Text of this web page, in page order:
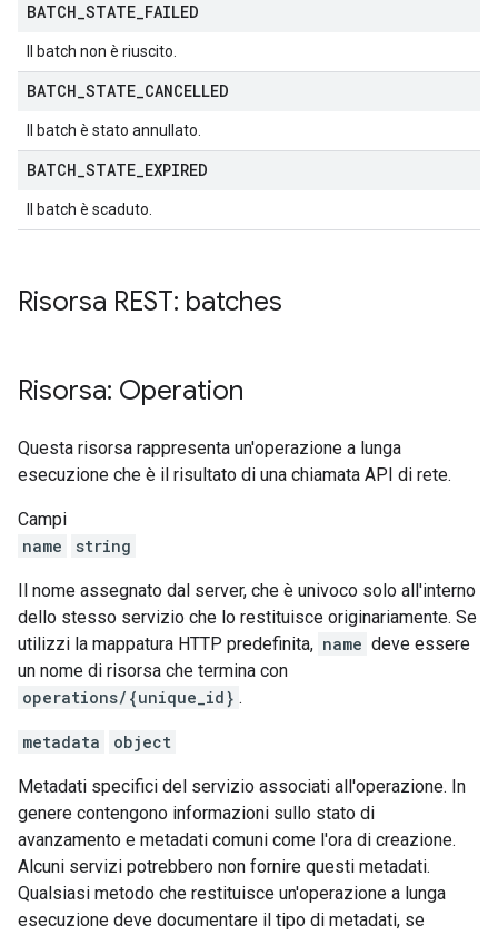
BATCH STATE FAILED
Il batch non è riuscito.
BATCH STATE CANCELLED
Il batch è stato annullato.
BATCH STATE EXPIRED
Il batch è scaduto.
Risorsa REST: batches
Risorsa: Operation
Questa risorsa rappresenta un'operazione a lunga
esecuzione che è il risultato di una chiamata API di rete.
Campi
name
string
Il nome assegnato dal server, che è univoco solo all'interno
dello stesso servizio che lo restituisce originariamente. Se
utilizzi la mappatura HTTP predefinita, name deve essere
un nome di risorsa che termina con
operations/{unique_id} .
metadata object
Metadati specifici del servizio associati all'operazione. In
genere contengono informazioni sullo stato di
avanzamento e metadati comuni come l'ora di creazione.
Alcuni servizi potrebbero non fornire questi metadati.
Qualsiasi metodo che restituisce un'operazione a lunga
esecuzione deve documentare il tipo di metadati, se